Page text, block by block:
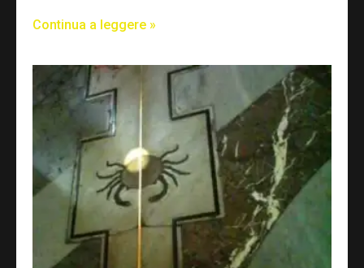
Continua a leggere »